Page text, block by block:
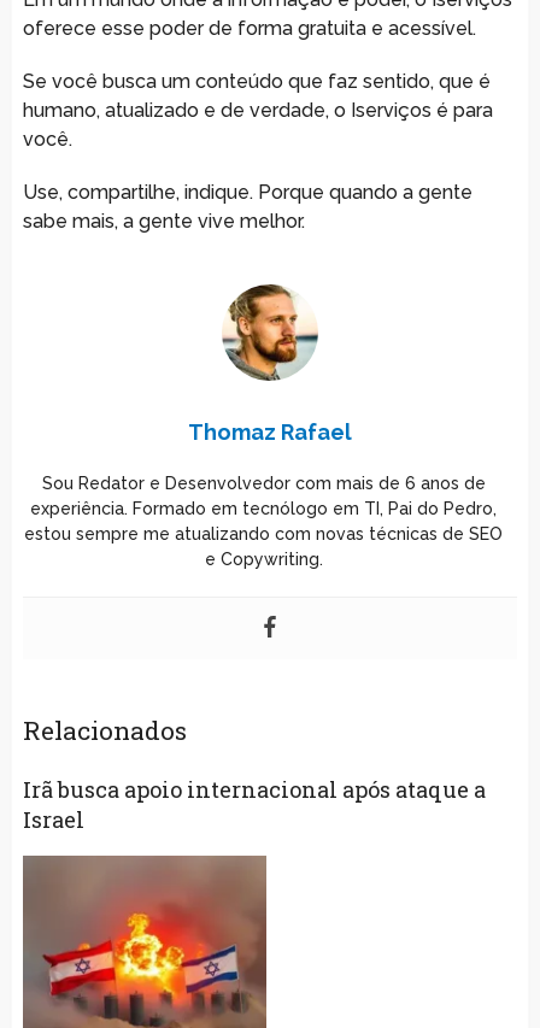
oferece esse poder de forma gratuita e acessível.
Se você busca um conteúdo que faz sentido, que é
humano, atualizado e de verdade, o Iserviços é para
você.
Use, compartilhe, indique. Porque quando a gente
sabe mais, a gente vive melhor.
Thomaz Rafael
Sou Redator e Desenvolvedor com mais de 6 anos de
experiência. Formado em tecnólogo em TI, Pai do Pedro,
estou sempre me atualizando com novas técnicas de SEO
e Copywriting.
Relacionados
Irã busca apoio internacional após ataque a
Israel